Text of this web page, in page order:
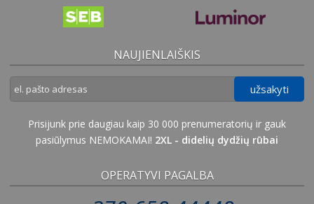
NAUJIENLAIŠKIS
užsakyti
Prisijunk prie daugiau kaip 30 000 prenumeratorių ir gauk
pasiūlymus NEMOKAMAI! 2XL - didelių dydžių rūbai
OPERATYVI PAGALBA